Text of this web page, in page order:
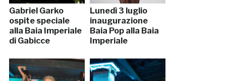
Gabriel Garko
ospite speciale
alla Baia Imperiale
di Gabicce
Lunedì 3 luglio
inaugurazione
Baia Pop alla Baia
Imperiale